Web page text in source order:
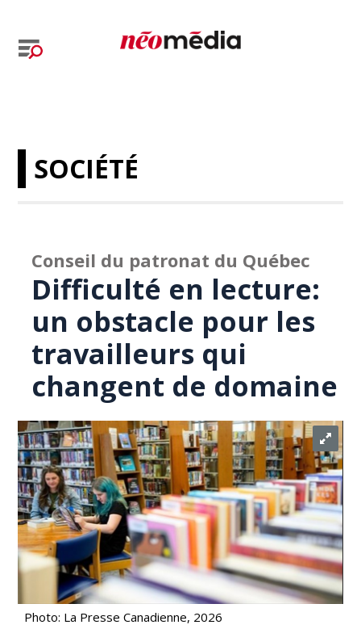
SOCIÉTÉ
Conseil du patronat du Québec
Difficulté en lecture:
un obstacle pour les
travailleurs qui
changent de domaine
Photo: La Presse Canadienne, 2026